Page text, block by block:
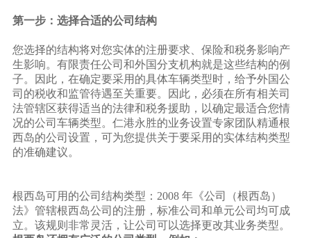
第一步：选择合适的公司结构
您选择的结构将对您实体的注册要求、保险和税务影响产
生影响。有限责任公司和外国分支机构就是这些结构的例
子。因此，在确定要采用的具体车辆类型时，给予外国公
司的税收和监管待遇至关重要。因此，必须在所有相关司
法管辖区获得适当的法律和税务援助，以确定最适合您情
况的公司车辆类型。仁港永胜的业务设置专家团队精通根
西岛的公司设置，可为您提供关于要采用的实体结构类型
的准确建议。
根西岛可用的公司结构类型：2008 年《公司（根西岛）
法》管辖根西岛公司的注册，标准公司和单元公司均可成
立。该规则非常灵活，让公司可以选择更改其业务类型。